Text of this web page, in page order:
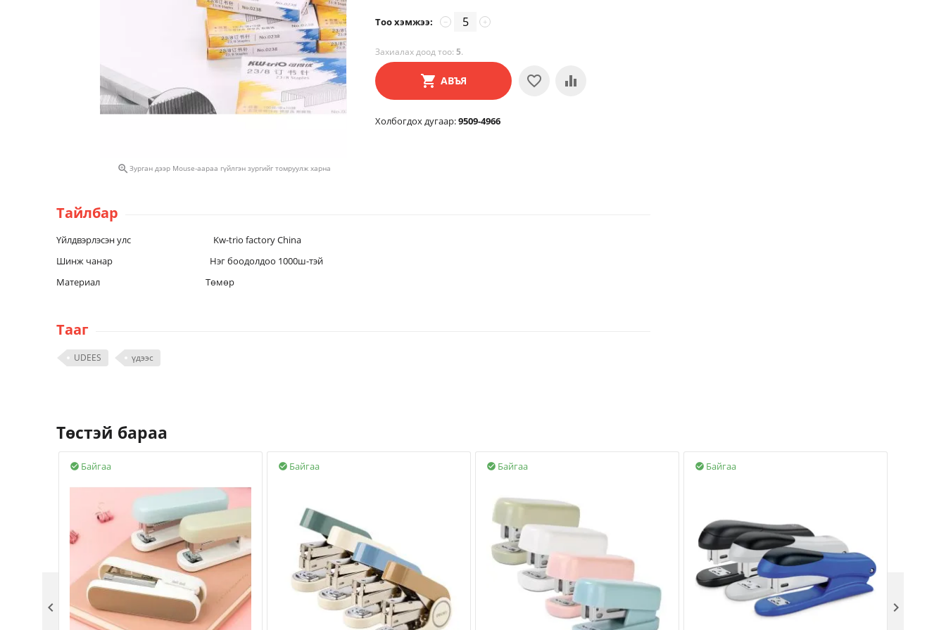
 Зурган дээр Mouse-аараа гүйлгэн зургийг томруулж харна
Тоо хэмжээ: +
−
Захиалах доод тоо:5.
АВЪЯ
Холбогдох дугаар:9509-4966
Тайлбар
Үйлдвэрлэсэн улс Kw-trio factory China
Шинж чанар Нэг боодолдоо 1000ш-тэй
Материал Төмөр
Тааг
UDEES үдээс
Төстэй бараа
Байгаа
 Байгаа
 Байгаа
 Байгаа

 